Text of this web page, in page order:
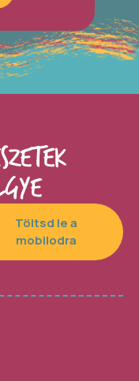
Töltsd le a
mobilodra